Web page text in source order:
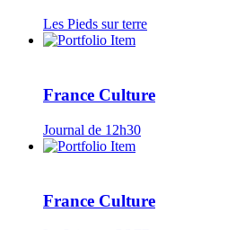
Les Pieds sur terre
France Culture
Journal de 12h30
France Culture